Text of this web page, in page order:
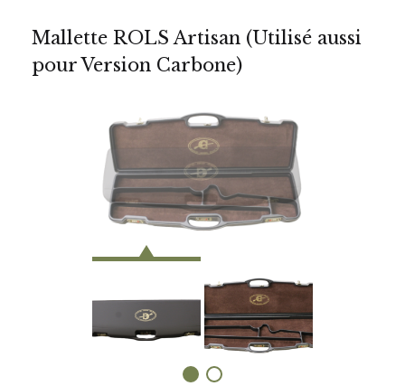
Mallette ROLS Artisan (Utilisé aussi
pour Version Carbone)